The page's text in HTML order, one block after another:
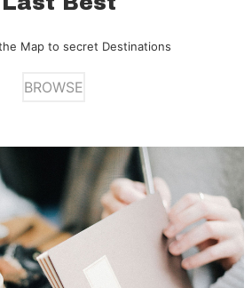
Map to secret Destinations
BROWSE